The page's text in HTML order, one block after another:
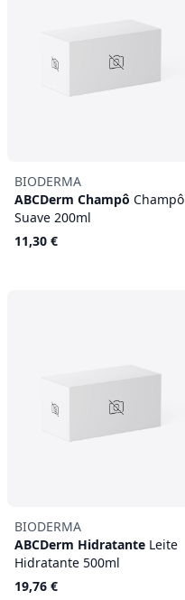
BIODERMA
ABCDerm Champô Champô
Suave 200ml
11,30 €
BIODERMA
ABCDerm Hidratante Leite
Hidratante 500ml
19,76 €